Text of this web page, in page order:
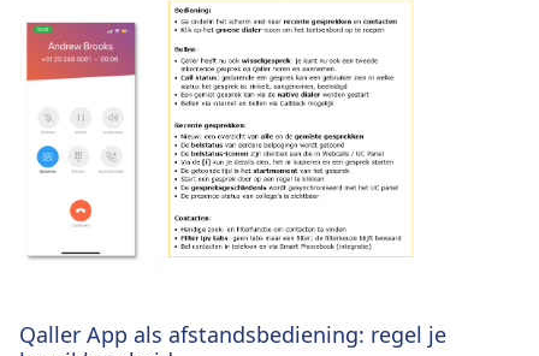
Qaller App als afstandsbediening: regel je